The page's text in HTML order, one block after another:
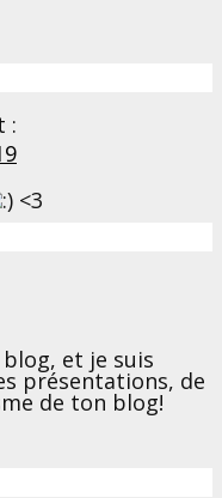
:
<3
et je suis
présentations, de
de ton blog!